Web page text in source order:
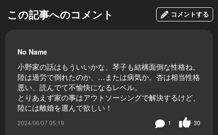
この記事へのコメント コメントする
No Name
小野家の話はもういいかな、琴子も結構面倒な性格ね。
陸は過労で倒れたのか、…または病気か。杏は相当性格
悪い、読んでて不愉快になるレベル。
とりあえず家の事はアウトソーシングで解決するけど、
陸には離婚を選んで欲しい！
2024/06/07 05:19 30
1